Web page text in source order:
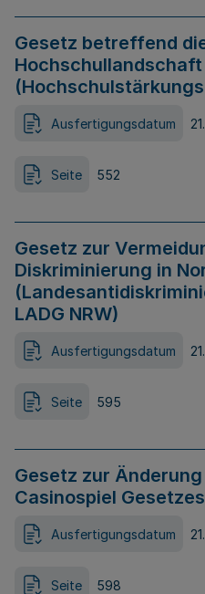
Gesetz betreffend
Hochschullandschaft
Ausfertigungsdatum
Seite 552
Gesetz zur
Diskriminierung in
LADG NRW)
Ausfertigungsdatum
Seite 595
Gesetz zur
Casinospiel
Ausfertigungsdatum
Seite 598